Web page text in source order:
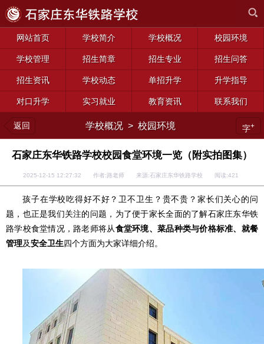
网站首页 学校简介 学校概况 校园环境
学校管理 招生简章 招生专业 招生问答
招生资讯 学校动态 单招升学 升学指导
对口升学 实习就业 教育资讯 联系我们
返回 学校概况 > 校园环境 字+
石家庄东华铁路学校校园食堂环境一览（附实拍图集）
2025-12-15 12:27:32 作者:路老师 来源:石家庄东华铁路学校 阅读:421
孩子在学校吃得好不好？卫不卫生？贵不贵？家长们关心的问
题，也正是我们关注的问题，为了便于家长全面的了解石家庄东华铁
路学校食堂情况，路老师将从食堂环境、菜品种类与价格标准、就餐
管理及安全卫生四个方面为大家详细介绍。